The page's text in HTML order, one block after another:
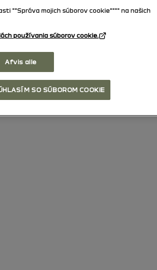
""Správa mojich súborov cookie"""" na našich
používania súborov cookie.
Afvis alle
SO SÚBOROM COOKIE